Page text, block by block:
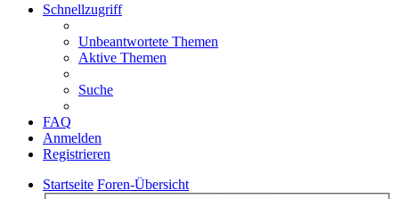
Schnellzugriff
Unbeantwortete Themen
Aktive Themen
Suche
FAQ
Anmelden
Registrieren
Startseite Foren-Übersicht